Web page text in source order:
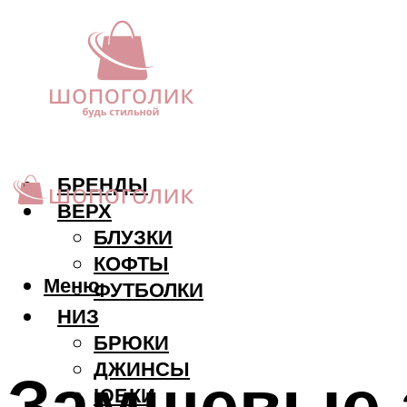
БРЕНДЫ
ВЕРХ
БЛУЗКИ
КОФТЫ
ФУТБОЛКИ
НИЗ
БРЮКИ
ДЖИНСЫ
ЮБКИ
Меню